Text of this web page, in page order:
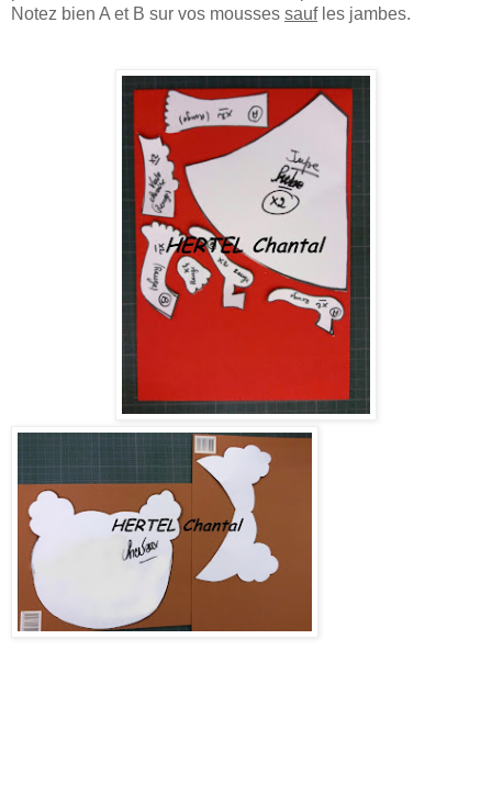
Notez bien A et B sur vos mousses saufles jambes.